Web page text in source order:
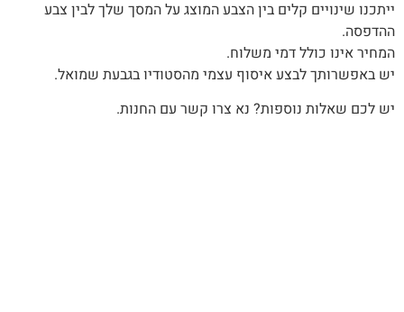
‬ההדפסה‭.‬
המחיר‭ ‬אינו‭ ‬כולל‭ ‬דמי‭ ‬משלוח‭.‬
יש‭ ‬באפשרותך‭ ‬לבצע‭ ‬איסוף‭ ‬עצמי‭ ‬מהסטודיו‭ ‬בגבעת‭ ‬שמואל‭.‬
יש לכם שאלות נוספות? נא צרו קשר עם החנות.